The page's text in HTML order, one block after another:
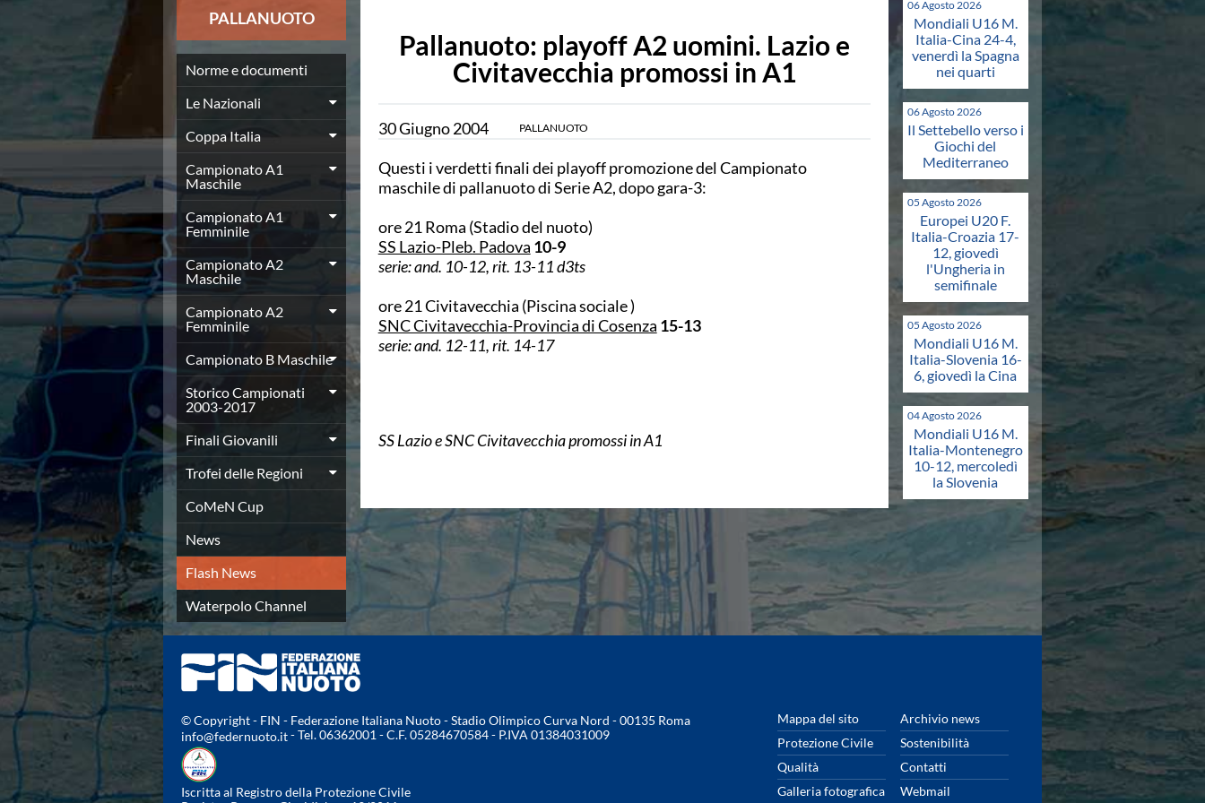
News
Europei a modo Mei
Nuoto
Eventi attività agonistica
Calendario nazionale
Norme e documenti
Risultati e Classifiche
Graduatorie
Graduatorie Stagione 2025-2026
Azzurri
Records
News
Flash News
Pallanuoto
Norme e documenti
Le Nazionali
Coppa Italia
Campionato A1 Maschile
Campionato A1 Femminile
Campionato A2 Maschile
Campionato A2 Femminile
Campionato B Maschile
Storico Campionati 2003-2017
Finali Giovanili
Trofei delle Regioni
CoMeN Cup
News
Flash News
Waterpolo Channel
Tuffi
Eventi
Norme e documenti
Risultati e Classifiche
Azzurri
Flash News
Artistico
Eventi
Norme e documenti
PALLANUOTO
Norme e documenti
Le Nazionali
Coppa Italia
Campionato A1
Maschile
Campionato A1
Femminile
Campionato A2
Maschile
Campionato A2
Femminile
Campionato B Maschile
Storico Campionati
2003-2017
Finali Giovanili
Trofei delle Regioni
CoMeN Cup
News
Flash News
Waterpolo Channel
Pallanuoto: playoff A2 uomini. Lazio e
Civitavecchia promossi in A1
30Giugno2004 PALLANUOTO
Questi i verdetti finali dei playoff promozione del Campionato
maschile di pallanuoto di Serie A2, dopo gara-3:
ore 21 Roma (Stadio del nuoto)
SS Lazio-Pleb. Padova 10-9
serie: and. 10-12, rit. 13-11 d3ts
ore 21 Civitavecchia (Piscina sociale )
SNC Civitavecchia-Provincia di Cosenza 15-13
serie: and. 12-11, rit. 14-17
SS Lazio e SNC Civitavecchia promossi in A1
06 Agosto 2026
Mondiali U16 M.
Italia-Cina 24-4,
venerdì la Spagna
nei quarti
06 Agosto 2026
Il Settebello verso i
Giochi del
Mediterraneo
05 Agosto 2026
Europei U20 F.
Italia-Croazia 17-
12, giovedì
l'Ungheria in
semifinale
05 Agosto 2026
Mondiali U16 M.
Italia-Slovenia 16-
6, giovedì la Cina
04 Agosto 2026
Mondiali U16 M.
Italia-Montenegro
10-12, mercoledì
la Slovenia
© Copyright - FIN - Federazione Italiana Nuoto - Stadio Olimpico Curva Nord - 00135 Roma
info@federnuoto.it- Tel. 06362001 - C.F. 05284670584 - P.IVA 01384031009
Iscritta al Registro della Protezione Civile
Mappa del sito
Archivio news
Protezione Civile
Sostenibilità
Qualità
Contatti
Galleria fotografica
Webmail